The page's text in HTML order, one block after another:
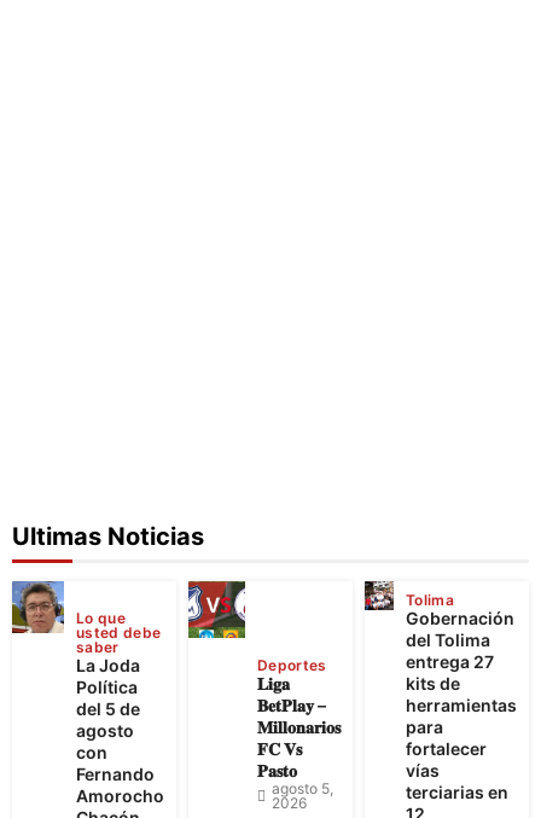
Ultimas Noticias
Lo que
usted debe
saber
La Joda
Política
del 5 de
agosto
con
Fernando
Amorocho
Deportes
𝐋𝐢𝐠𝐚
𝐁𝐞𝐭𝐏𝐥𝐚𝐲 –
𝐌𝐢𝐥𝐥𝐨𝐧𝐚𝐫𝐢𝐨𝐬
𝐅𝐂 𝐕𝐬
𝐏𝐚𝐬𝐭𝐨
agosto 5,
2026
Tolima
Gobernación
del Tolima
entrega 27
kits de
herramientas
para
fortalecer
vías
terciarias en